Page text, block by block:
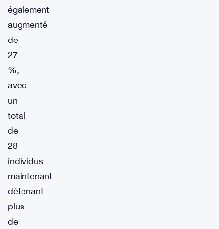
également
augmenté
de
27
%,
avec
un
total
de
28
individus
maintenant
détenant
plus
de